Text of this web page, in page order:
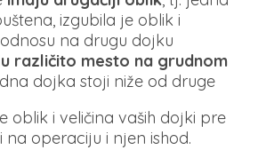
izgubila je oblik i
na drugu dojku
različito mesto na grudnom
dojka stoji niže od druge
oblik i veličina vaših dojki pre
operaciju i njen ishod.